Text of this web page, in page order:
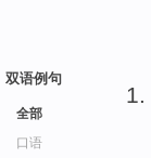
双语例句
全部
口语